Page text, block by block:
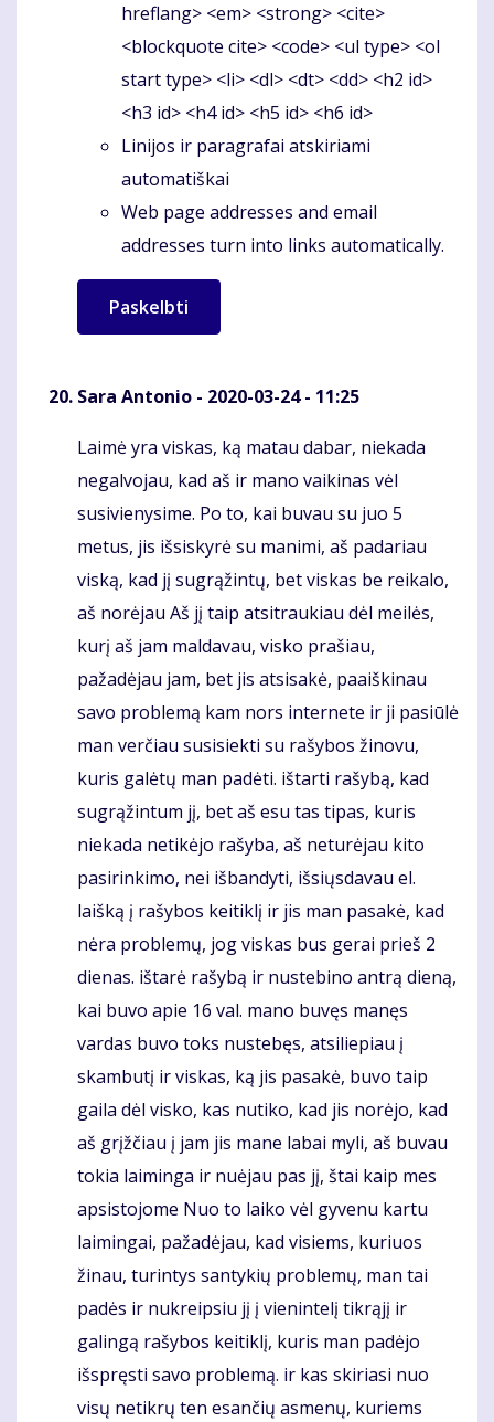
hreflang> <em> <strong> <cite>
<blockquote cite> <code> <ul type> <ol
start type> <li> <dl> <dt> <dd> <h2 id>
<h3 id> <h4 id> <h5 id> <h6 id>
Linijos ir paragrafai atskiriami
automatiškai
Web page addresses and email
addresses turn into links automatically.
Sara Antonio - 2020-03-24 - 11:25
Komentaras
Laimė yra viskas, ką matau dabar, niekada
negalvojau, kad aš ir mano vaikinas vėl
susivienysime. Po to, kai buvau su juo 5
metus, jis išsiskyrė su manimi, aš padariau
viską, kad jį sugrąžintų, bet viskas be reikalo,
aš norėjau Aš jį taip atsitraukiau dėl meilės,
kurį aš jam maldavau, visko prašiau,
pažadėjau jam, bet jis atsisakė, paaiškinau
savo problemą kam nors internete ir ji pasiūlė
man verčiau susisiekti su rašybos žinovu,
kuris galėtų man padėti. ištarti rašybą, kad
sugrąžintum jį, bet aš esu tas tipas, kuris
niekada netikėjo rašyba, aš neturėjau kito
pasirinkimo, nei išbandyti, išsiųsdavau el.
laišką į rašybos keitiklį ir jis man pasakė, kad
nėra problemų, jog viskas bus gerai prieš 2
dienas. ištarė rašybą ir nustebino antrą dieną,
kai buvo apie 16 val. mano buvęs manęs
vardas buvo toks nustebęs, atsiliepiau į
skambutį ir viskas, ką jis pasakė, buvo taip
gaila dėl visko, kas nutiko, kad jis norėjo, kad
aš grįžčiau į jam jis mane labai myli, aš buvau
tokia laiminga ir nuėjau pas jį, štai kaip mes
apsistojome Nuo to laiko vėl gyvenu kartu
laimingai, pažadėjau, kad visiems, kuriuos
žinau, turintys santykių problemų, man tai
padės ir nukreipsiu jį į vienintelį tikrąjį ir
galingą rašybos keitiklį, kuris man padėjo
išspręsti savo problemą. ir kas skiriasi nuo
visų netikrų ten esančių asmenų, kuriems